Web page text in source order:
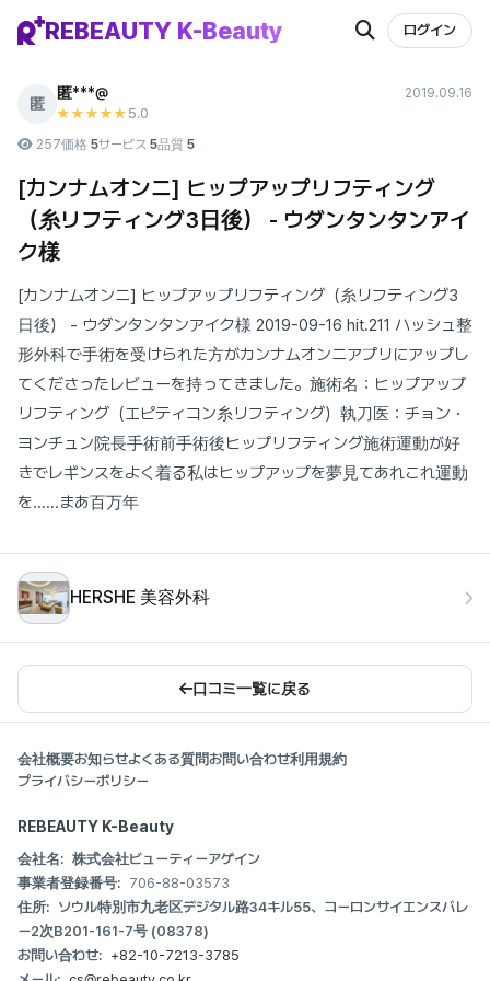
REBEAUTY K-Beauty ログイン
匿
匿***@
★★★★★ 5.0
2019.09.16
257価格 5サービス 5品質 5
[カンナムオンニ] ヒップアップリフティング
（糸リフティング3日後） - ウダンタンタンアイ
ク様
[カンナムオンニ] ヒップアップリフティング（糸リフティング3
日後） - ウダンタンタンアイク様 2019-09-16 hit.211 ハッシュ整
形外科で手術を受けられた方がカンナムオンニアプリにアップし
てくださったレビューを持ってきました。施術名：ヒップアップ
リフティング（エピティコン糸リフティング）執刀医：チョン・
ヨンチュン院長手術前手術後ヒップリフティング施術運動が好
きでレギンスをよく着る私はヒップアップを夢見てあれこれ運動
を......まあ百万年
HERSHE 美容外科
口コミ一覧に戻る
会社概要お知らせよくある質問お問い合わせ利用規約
プライバシーポリシー
REBEAUTY K-Beauty
会社名: 株式会社ビューティーアゲイン
事業者登録番号: 706-88-03573
住所: ソウル特別市九老区デジタル路34キル55、コーロンサイエンスバレ
ー2次B201-161-7号 (08378)
お問い合わせ: +82-10-7213-3785